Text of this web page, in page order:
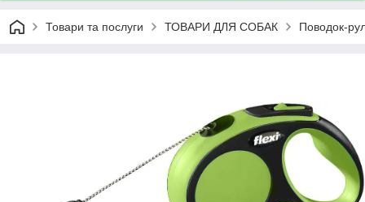
Товари та послуги ТОВАРИ ДЛЯ СОБАК Поводок-